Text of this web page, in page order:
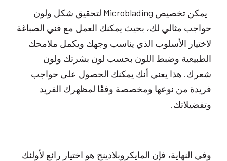
يمكن تخصيص Microblading لتحقيق شكل ولون
حواجب مثالي لك، بحيث يمكنك العمل مع فني الصباغة
لاختيار الأسلوب الذي يناسب وجهك ويكمل ملامحك
الطبيعية وضبط اللون بحسب لون بشرتك ولون
شعرك. هذا يعني أنك يمكنك الحصول على حواجب
فريدة من نوعها ومخصصة وفقًا لمظهرك الفريد
وتفضيلاتك.
وفي النهاية، فإن المايكروبلادينج هو اختيار رائع لأولئك